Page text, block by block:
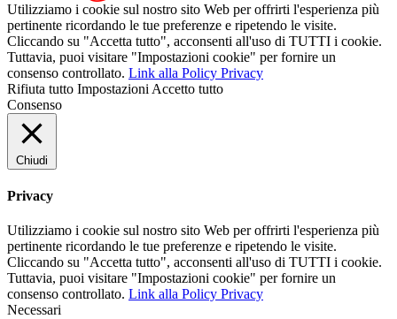
Utilizziamo i cookie sul nostro sito Web per offrirti l'esperienza più
pertinente ricordando le tue preferenze e ripetendo le visite.
Cliccando su "Accetta tutto", acconsenti all'uso di TUTTI i cookie.
Tuttavia, puoi visitare "Impostazioni cookie" per fornire un
consenso controllato. Link alla Policy Privacy
Rifiuta tutto Impostazioni Accetto tutto
Consenso
Chiudi
Privacy
Utilizziamo i cookie sul nostro sito Web per offrirti l'esperienza più
pertinente ricordando le tue preferenze e ripetendo le visite.
Cliccando su "Accetta tutto", acconsenti all'uso di TUTTI i cookie.
Tuttavia, puoi visitare "Impostazioni cookie" per fornire un
consenso controllato. Link alla Policy Privacy
Necessari